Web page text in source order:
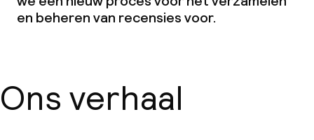
en beheren van recensies voor.
Ons verhaal